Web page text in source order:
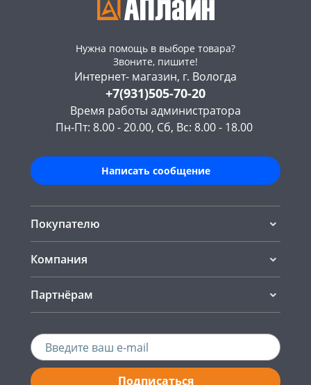
Нужна помощь в выборе товара?
Звоните, пишите!
Интернет- магазин, г. Вологда
+7(931)505-70-20
Время работы администратора
Пн-Пт: 8.00 - 20.00, Сб, Вс: 8.00 - 18.00
Написать сообщение
Покупателю
Компания
Партнёрам
Подписаться